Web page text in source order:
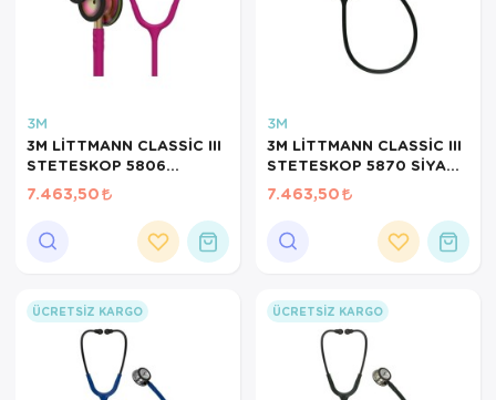
Ortopedi Ürünleri
Sarf Malzemeleri
Sarf Malzemeleri
3M
3M LİTTMANN CLASSİC III
STETESKOP 5806
RASBERY
7.463,50
3M
3M LİTTMANN CLASSİC III
STETESKOP 5870 SİYAH
GÖKKUŞAĞI ÇAN
7.463,50
ÜCRETSIZ KARGO ÜCRETSIZ KARGO